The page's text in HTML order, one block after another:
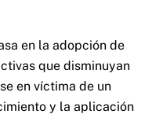
en la adopción de
que disminuyan
en víctima de un
y la aplicación